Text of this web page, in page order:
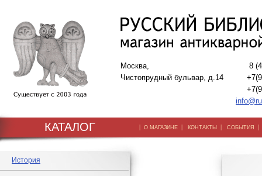
Москва,
Чистопрудный бульвар, д.14
8
КАТАЛОГ | О МАГАЗИНЕ | КОНТАКТЫ | СОБЫТИЯ
История